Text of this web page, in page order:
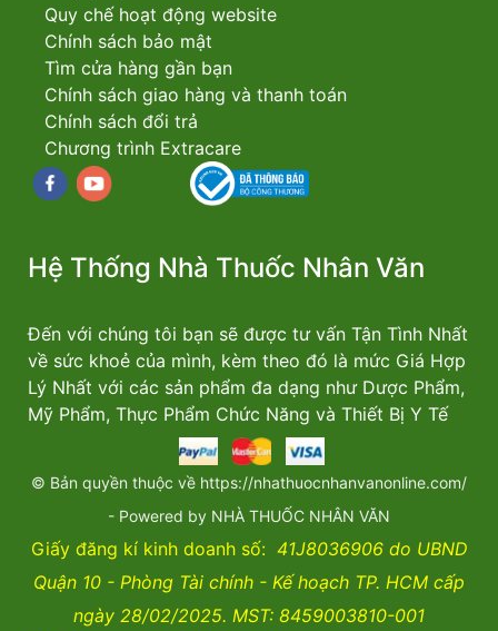
Quy chế hoạt động website
Chính sách bảo mật
Tìm cửa hàng gần bạn
Chính sách giao hàng và thanh toán
Chính sách đổi trả
Chương trình Extracare
Facebookyoutube
Hệ Thống Nhà Thuốc Nhân Văn
Đến với chúng tôi bạn sẽ được tư vấn Tận Tình Nhất
về sức khoẻ của mình, kèm theo đó là mức Giá Hợp
Lý Nhất với các sản phẩm đa dạng như Dược Phẩm,
Mỹ Phẩm, Thực Phẩm Chức Năng và Thiết Bị Y Tế
© Bản quyền thuộc về https://nhathuocnhanvanonline.com/
- Powered by NHÀ THUỐC NHÂN VĂN
Giấy đăng kí kinh doanh số: 41J8036906 do UBND
Quận 10 - Phòng Tài chính - Kế hoạch TP. HCM cấp
ngày 28/02/2025. MST: 8459003810-001